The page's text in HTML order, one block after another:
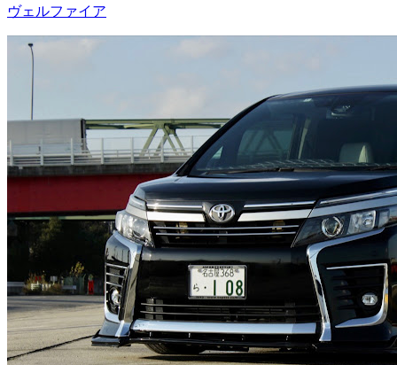
ヴェルファイア